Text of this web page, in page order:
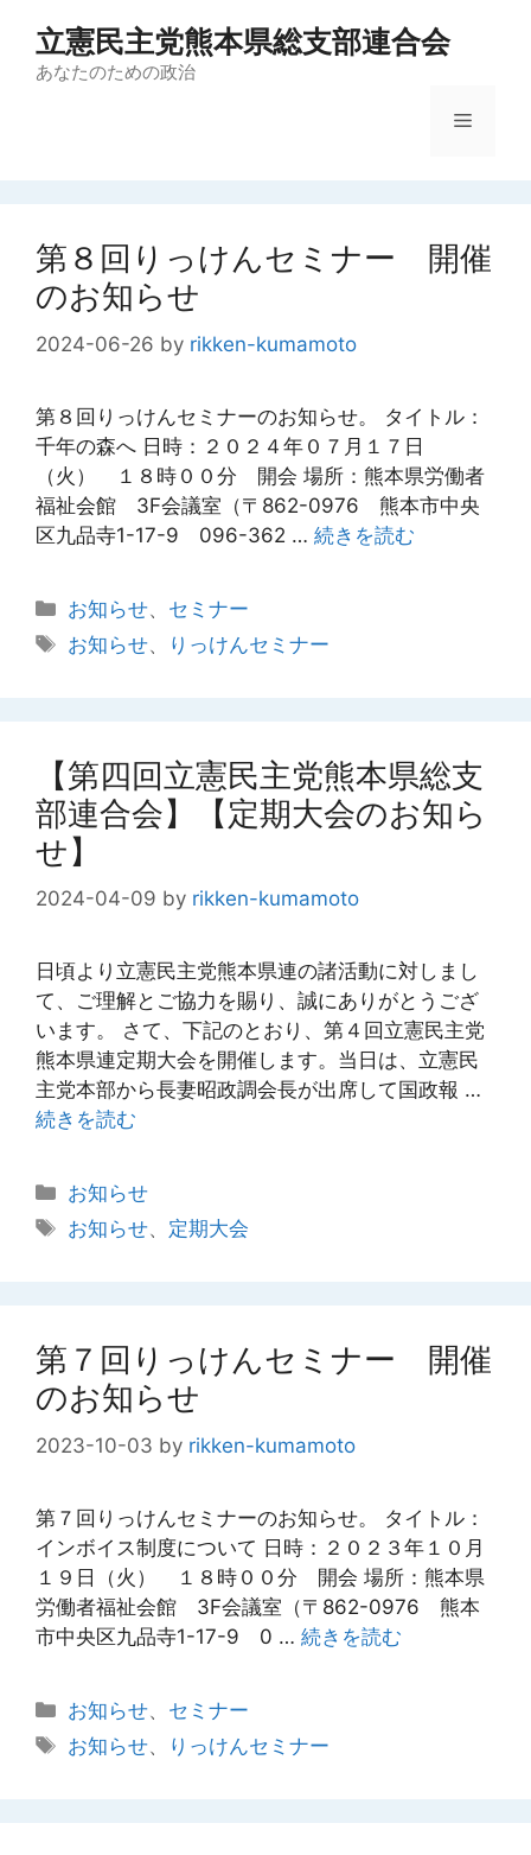
立憲民主党熊本県総支部連合会
あなたのための政治
メ
ュ
第８回りっけんセミナー 開催
のお知らせ
2024-06-26 by rikken-kumamoto
第８回りっけんセミナーのお知らせ。 タイトル：
千年の森へ 日時：２０２４年０７月１７日
（火） １８時００分 開会 場所：熊本県労働者
福祉会館 3F会議室（〒862-0976 熊本市中央
区九品寺1-17-9 096-362 … 続きを読む
カ
テ
ゴ
お知らせ、 セミナー
タ
お知らせ、 りっけんセミナー
【第四回立憲民主党熊本県総支
部連合会】【定期大会のお知ら
せ】
2024-04-09 by rikken-kumamoto
日頃より立憲民主党熊本県連の諸活動に対しまし
て、ご理解とご協力を賜り、誠にありがとうござ
います。 さて、下記のとおり、第４回立憲民主党
熊本県連定期大会を開催します。当日は、立憲民
主党本部から長妻昭政調会長が出席して国政報 …
続きを読む
カ
テ
お知らせ
タ
お知らせ、 定期大会
第７回りっけんセミナー 開催
のお知らせ
2023-10-03 by rikken-kumamoto
第７回りっけんセミナーのお知らせ。 タイトル：
インボイス制度について 日時：２０２３年１０月
１９日（火） １８時００分 開会 場所：熊本県
労働者福祉会館 3F会議室（〒862-0976 熊本
市中央区九品寺1-17-9 0 … 続きを読む
カ
テ
ゴ
お知らせ、 セミナー
タ
お知らせ、 りっけんセミナー